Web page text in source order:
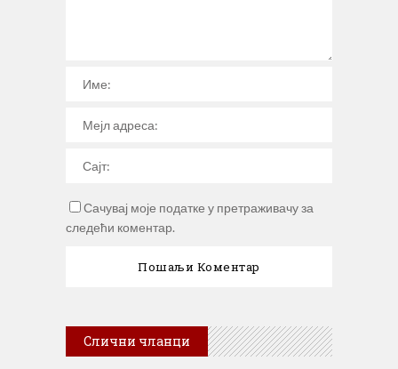
Сачувај моје податке у претраживачу за
следећи коментар.
Слични чланци